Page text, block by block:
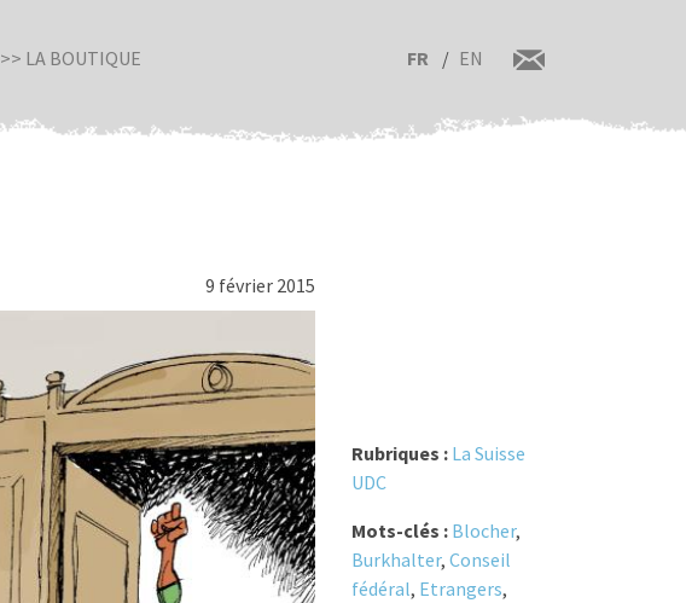
>> LA BOUTIQUE FR EN
9 février 2015
Rubriques : La Suisse
UDC
Mots-clés : Blocher,
Burkhalter, Conseil
fédéral, Etrangers,